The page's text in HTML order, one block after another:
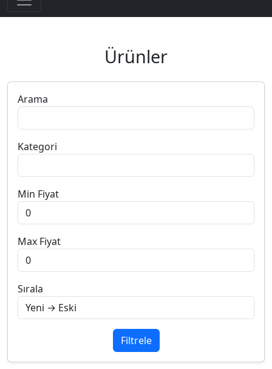
Ürünler
Arama
Kategori
Min Fiyat
Max Fiyat
Sırala
Filtrele